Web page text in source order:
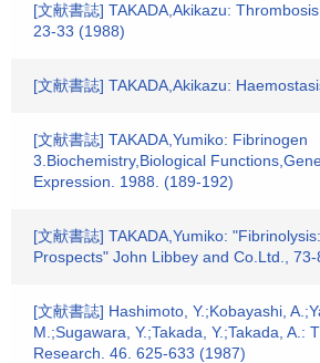
[文献書誌] TAKADA,Akikazu:
23-33 (1988)
[文献書誌] TAKADA,Akikazu:
[文献書誌] TAKADA,Yumiko: Fibrinogen
3.Biochemistry,Biological
Expression. 1988. (189-192)
[文献書誌] TAKADA,Yumiko:
Prospects" John Libbey and Co.Ltd.,
[文献書誌] Hashimoto, Y.;Kobayashi,
M.;Sugawara, Y.;Takada, Y.;Takada, A.:
Research. 46. 625-633 (1987)